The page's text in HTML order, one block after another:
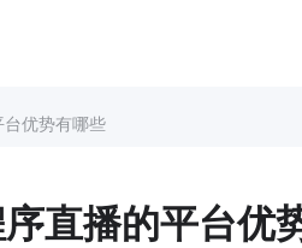
优势有哪些
直播的平台优